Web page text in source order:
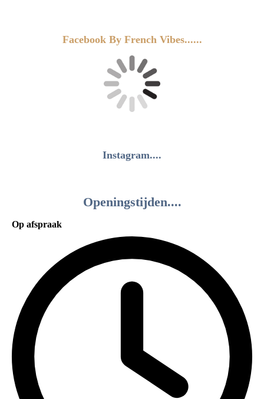
Facebook By French Vibes......
Instagram....
Openingstijden....
Op afspraak